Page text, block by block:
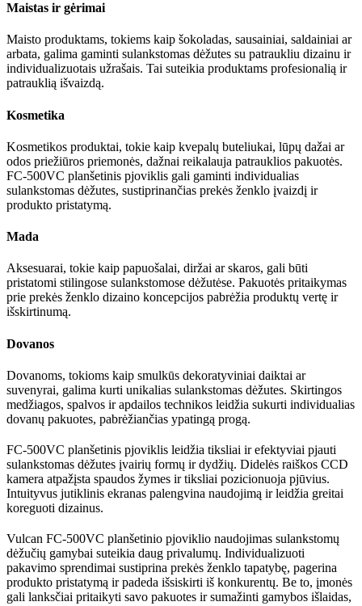
Maistas ir gėrimai
Maisto produktams, tokiems kaip šokoladas, sausainiai, saldainiai ar
arbata, galima gaminti sulankstomas dėžutes su patraukliu dizainu ir
individualizuotais užrašais. Tai suteikia produktams profesionalią ir
patrauklią išvaizdą.
Kosmetika
Kosmetikos produktai, tokie kaip kvepalų buteliukai, lūpų dažai ar
odos priežiūros priemonės, dažnai reikalauja patrauklios pakuotės.
FC-500VC planšetinis pjoviklis gali gaminti individualias
sulankstomas dėžutes, sustiprinančias prekės ženklo įvaizdį ir
produkto pristatymą.
Mada
Aksesuarai, tokie kaip papuošalai, diržai ar skaros, gali būti
pristatomi stilingose sulankstomose dėžutėse. Pakuotės pritaikymas
prie prekės ženklo dizaino koncepcijos pabrėžia produktų vertę ir
išskirtinumą.
Dovanos
Dovanoms, tokioms kaip smulkūs dekoratyviniai daiktai ar
suvenyrai, galima kurti unikalias sulankstomas dėžutes. Skirtingos
medžiagos, spalvos ir apdailos technikos leidžia sukurti individualias
dovanų pakuotes, pabrėžiančias ypatingą progą.
FC-500VC planšetinis pjoviklis leidžia tiksliai ir efektyviai pjauti
sulankstomas dėžutes įvairių formų ir dydžių. Didelės raiškos CCD
kamera atpažįsta spaudos žymes ir tiksliai pozicionuoja pjūvius.
Intuityvus jutiklinis ekranas palengvina naudojimą ir leidžia greitai
koreguoti dizainus.
Vulcan FC-500VC planšetinio pjoviklio naudojimas sulankstomų
dėžučių gamybai suteikia daug privalumų. Individualizuoti
pakavimo sprendimai sustiprina prekės ženklo tapatybę, pagerina
produkto pristatymą ir padeda išsiskirti iš konkurentų. Be to, įmonės
gali lanksčiai pritaikyti savo pakuotes ir sumažinti gamybos išlaidas,